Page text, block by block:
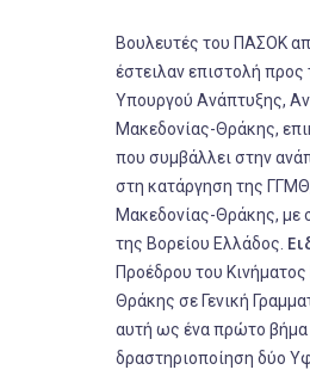
Βουλευτές του ΠΑΣΟΚ
έστειλαν επιστολή
Υπουργού Ανάπτυξης,
Μακεδονίας-Θράκης,
που συμβάλλει στην
στη κατάργηση της
Μακεδονίας-Θράκης, με
της Βορείου Ελλάδος.
Προέδρου του
Θράκης σε Γενική
αυτή ως ένα πρώτο βήμα
δραστηριοποίηση δύο